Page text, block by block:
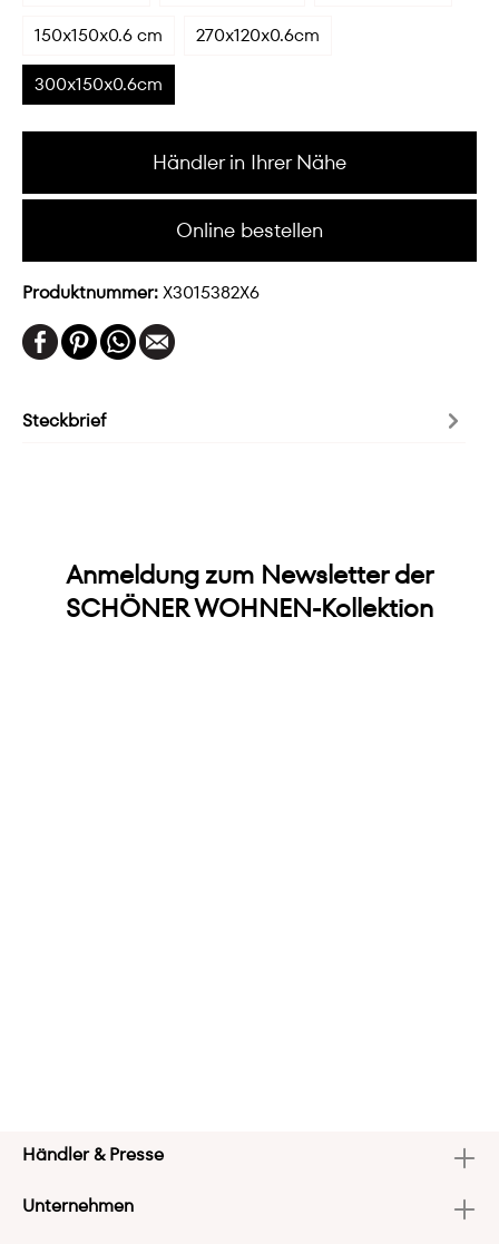
150x150x0.6 cm
270x120x0.6cm
300x150x0.6cm
Händler in Ihrer Nähe
Online bestellen
Produktnummer:X3015382X6
Steckbrief
Anmeldung zum Newsletter der
SCHÖNER WOHNEN-Kollektion
Händler & Presse
Unternehmen